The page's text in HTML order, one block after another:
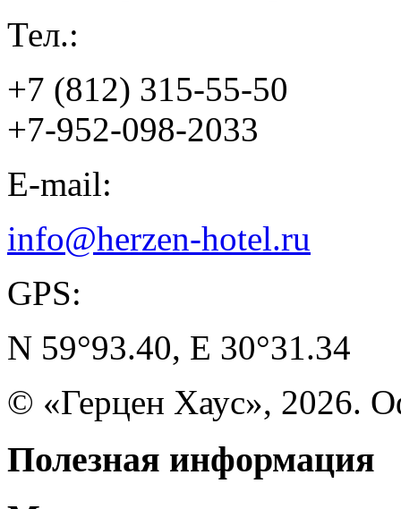
Тел.:
+7 (812) 315-55-50
+7-952-098-2033
E-mail:
info@herzen-hotel.ru
GPS:
N 59°93.40, E 30°31.34
© «Герцен Хаус», 2026.
Полезная информация